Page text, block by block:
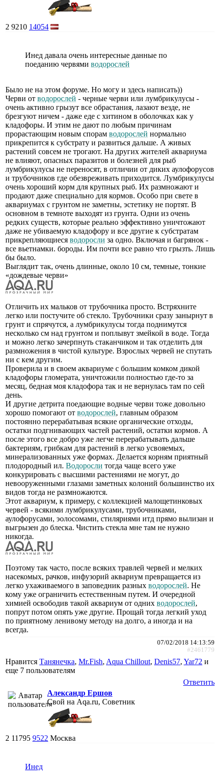
2 9210 14054
Инед давала очень интересные данные по
поеданию червями водорослей
Было не на этом форуме. Но могу и здесь написать))
Черви от водорослей - черные черви или лумбрикулусы -
очень активно грызут все обрастания, лазают везде, не
брезгуют ничем - даже еде с хитином в оболочках как у
кладофоры. И этим не дают по любым причинам
прорастающим новым спорам водорослей нормально
прикрепится к субстрату и развиться дальше. А живых
растений совсем не трогают. На других жителей аквариума
не влияют, опасных паразитов и болезней для рыб
лумбрикулусы не переносят, в отличии от диких аулофорусов
и трубочников где обезвреживать приходится. Лумбрикулусы
очень хороший корм для крупных рыб. Их размножают и
продают даже специально для кормов. Особо при свете в
аквариумах с грунтом не заметны, эстетику не портят. В
основном в темноте выходят из грунта. Одни из очень
редких существ, которые реально эффективно уничтожают
даже не убиваемую кладофору и все другие к субстратам
прикрепляющиеся водоросли за одно. Включая и багрянок -
все вьетнамки. бороды. Им почти все равно что грызть. Лишь
бы было.
Выглядит так, очень длинные, около 10 см, темные, тонкие
«дождевые черви»
Отличить их мальков от трубочника просто. Встряхните
легко или постучите об стекло. Трубочники сразу занырнут в
грунт и спрячутся, а лумбрикулусы тогда поднимутся
несколько см над грунтом и поплывут змейкой в воде. Тогда
и можно легко зачерпнуть стаканчиком и так отделить для
размножения в чистой культуре. Взрослых червей не спутать
ни с кем другим.
Проверила и в своем аквариуме с большим комком дикой
кладофоры гломерата, уничтожили полностью где-то за
месяц, бедная моя кладофора так и не вернулась там по сей
день.
И другие детрита поедающие водные черви тоже довольно
хорошо помогают от водорослей, главным образом
постоянно перерабатывая всякие органические отходы,
остатки подгнивающих частей растений, остатки кормов. А
после этого все добро уже легче перерабатывать дальше
бактериям, грибкам для растений в легко усвояемых,
минерализованных уже формах. Делается корням приятный
плодородный ил. Водоросли тогда чаще всего уже
конкурировать с высшими растениями не могут, до
невооруженными глазами заметных колоний большинство их
видов тогда не размножаются.
Этот аквариум, к примеру, с коллекцией малощетинковых
червей - всякими лумбрикулусами, трубочниками,
аулофорусами, эолосомами, стиляриями итд прямо вылизан и
выгрызен до блеска. Чистить стекла мне там не нужно
никогда.
Поэтому так часто, после всяких травлей червей и мелких
насекомых, рачков, инфузорий аквариум превращается из
легко ухаживаемого в заповедник разных водорослей. Не
кому уже ограничить естественным путем. И очередной
химией освободив такой аквариум от одних водорослей,
попрут потом опять уже другие. Прощай тогда легкий уход
по приятному ленивому методу на долго, а иногда и на
всегда.
07/02/2018 14:13:59
#2461779
Нравится Танянечка, Mr.Fish, Aqua Chillout, Denis57, Yar72 и
еще 7 пользователям
Ответить
Александр Ершов
Свой на Aqa.ru, Советник
2 11795 9522 Москва
Инед